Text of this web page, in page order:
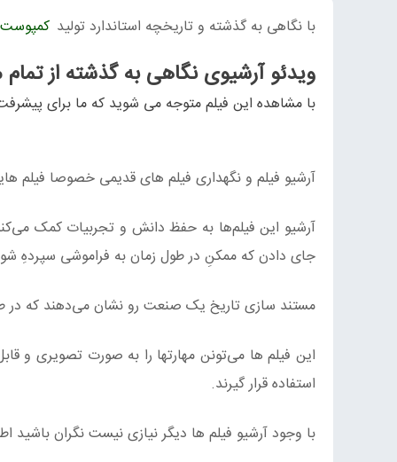
با نگاهی به گذشته‌ و تاریخچه استاندارد تولید
ویدئو آرشیوی نگاهی به گذشته‌ از تمام
با مشاهده این فیلم متوجه می شوید که ما برای
آرشیو فیلم و نگهداری فیلم های قدیمی خصوصا فیلم
آرشیو این فیلم‌ها به حفظ دانش و تجربیات کمک
جای دادن که ممکنِ در طول زمان به فراموشی سپردهِ
مستند سازی تاریخ یک صنعت رو نشان می‌دهند که
این فیلم ها می‌تونن مهارتها را به صورت تصویری و
استفاده قرار گیرند.
با وجود آرشیو فیلم ها دیگر نیازی نیست نگران